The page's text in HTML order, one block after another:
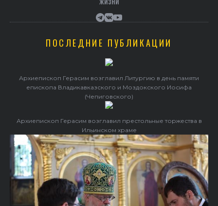
ПОСЛЕДНИЕ ПУБЛИКАЦИИ
Архиепископ Герасим возглавил Литургию в день памяти
епископа Владикавказского и Моздокского Иосифа
(Чепиговского)
Архиепископ Герасим возглавил престольные торжества в
Ильинском храме